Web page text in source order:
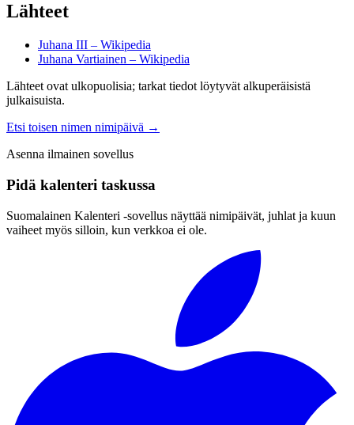
Lähteet
Juhana III – Wikipedia
Juhana Vartiainen – Wikipedia
Lähteet ovat ulkopuolisia; tarkat tiedot löytyvät alkuperäisistä
julkaisuista.
Etsi toisen nimen nimipäivä →
Asenna ilmainen sovellus
Pidä kalenteri taskussa
Suomalainen Kalenteri ‑sovellus näyttää nimipäivät, juhlat ja kuun
vaiheet myös silloin, kun verkkoa ei ole.